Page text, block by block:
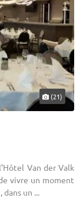
(21)
Van der Valk
vivre un moment
un ...